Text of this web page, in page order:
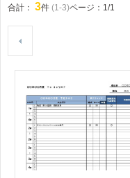
合計： 3件 (1-3)ページ：1/1